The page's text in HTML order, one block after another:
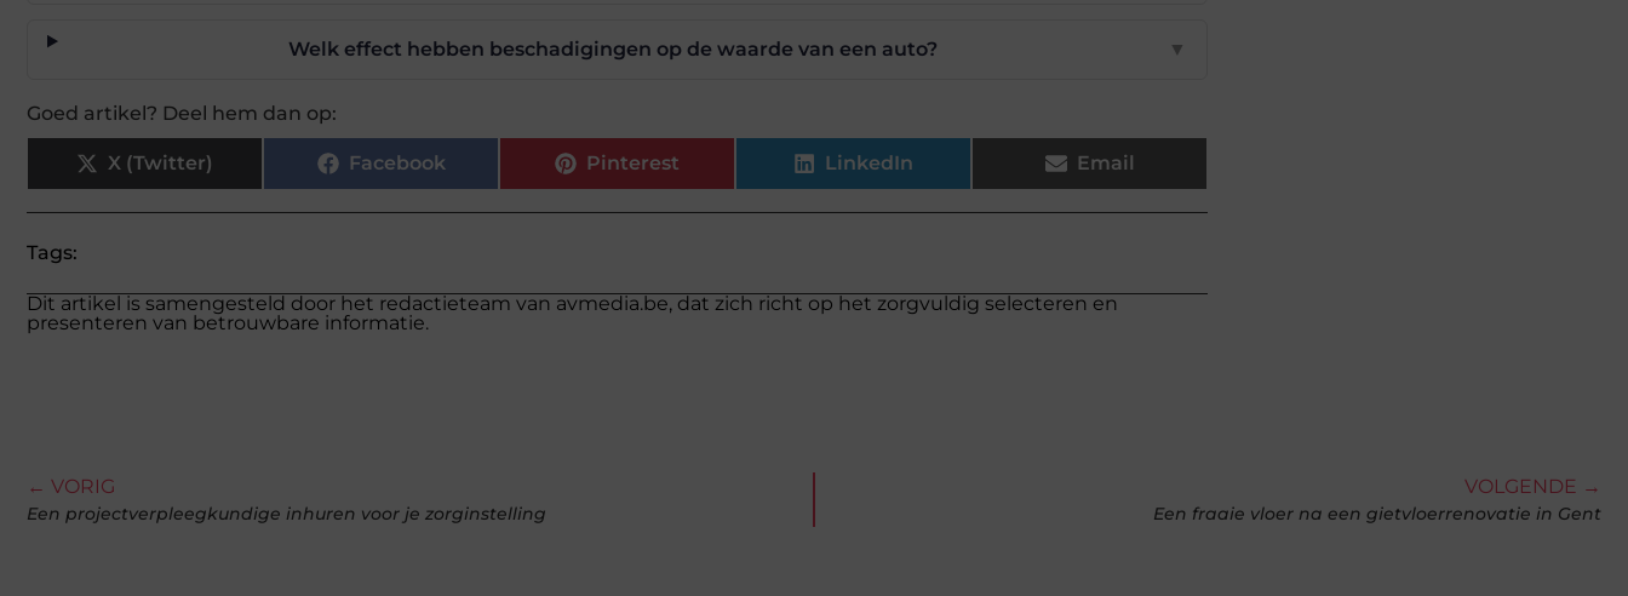
Welk effect hebben beschadigingen op de waarde van een auto? ▼
Goed artikel? Deel hem dan op:
X (Twitter) Facebook Pinterest LinkedIn Email
Tags:
Dit artikel is samengesteld door het redactieteam van avmedia.be, dat zich richt op het zorgvuldig selecteren en
presenteren van betrouwbare informatie.
← VORIG
Een projectverpleegkundige inhuren voor je zorginstelling
VOLGENDE →
Een fraaie vloer na een gietvloerrenovatie in Gent